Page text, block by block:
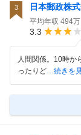
3 日本郵政株
平均年収 494万
3.3
人間関係。10時か
ったりど…続きを